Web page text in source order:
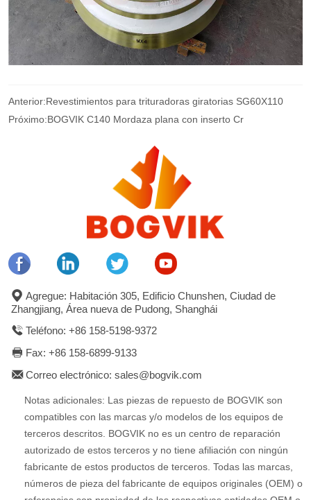
Anterior:Revestimientos para trituradoras giratorias SG60X110
Próximo:BOGVIK C140 Mordaza plana con inserto Cr
Agregue: Habitación 305, Edificio Chunshen, Ciudad de
Zhangjiang, Área nueva de Pudong, Shanghái
Teléfono: +86 158-5198-9372
Fax: +86 158-6899-9133
Correo electrónico: sales@bogvik.com
Notas adicionales: Las piezas de repuesto de BOGVIK son
compatibles con las marcas y/o modelos de los equipos de
terceros descritos. BOGVIK no es un centro de reparación
autorizado de estos terceros y no tiene afiliación con ningún
fabricante de estos productos de terceros. Todas las marcas,
números de pieza del fabricante de equipos originales (OEM) o